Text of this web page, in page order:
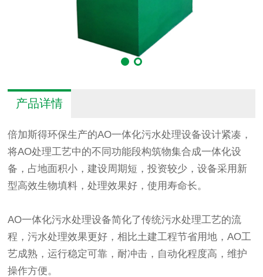
产品详情
倍加斯得环保生产的AO一体化污水处理设备设计紧凑 ，
将AO处理工艺中的不同功能段构筑物集合成一体化设
备，占地面积小，建设周期短，投资较少，设备采用新
型高效生物填料，处理效果好，使用寿命长。
AO一体化污水处理设备简化了传统污水处理工艺的流
程，污水处理效果更好，相比土建工程节省用地，AO工
艺成熟，运行稳定可靠，耐冲击，自动化程度高，维护
操作方便。